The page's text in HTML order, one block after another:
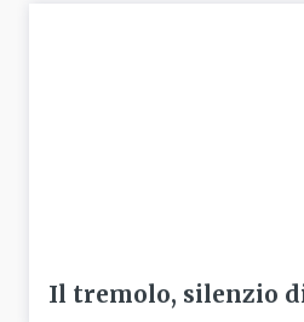
Il tremolo, silenzio